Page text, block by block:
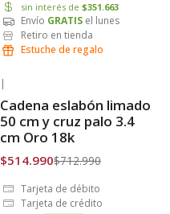
sin interés de $351.663
Envío GRATIS el lunes
Retiro en tienda
Estuche de regalo
Envío Gratis
|
Cadena eslabón limado
50 cm y cruz palo 3.4
cm Oro 18k
$514.990$712.990
Tarjeta de débito
Tarjeta de crédito